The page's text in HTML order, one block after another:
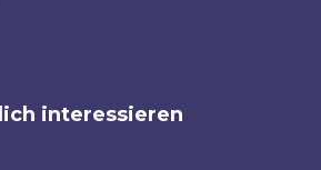
interessieren